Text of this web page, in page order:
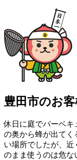
豊田市のお
休日に庭でバーベキ
の奥から蜂が出てく
い場所でしたが、
のまま使うのは危な